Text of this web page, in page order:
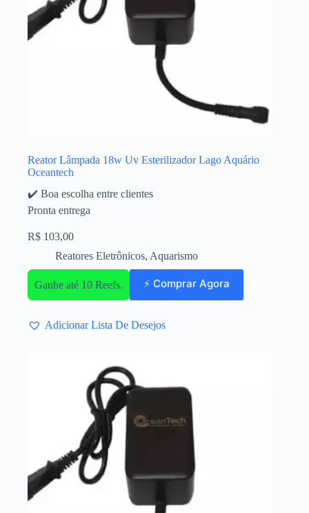
Reator Lâmpada 18w Uv Esterilizador Lago Aquário
Oceantech
✔️ Boa escolha entre clientes
Pronta entrega
R$ 103,00
Reatores Eletrônicos, Aquarismo
Ganhe até 10 Reefs. ⚡ Comprar Agora
Adicionar Lista De Desejos